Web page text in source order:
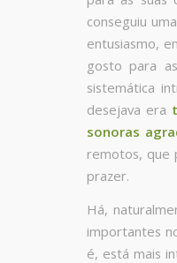
conseguiu
entusiasmo,
gosto para
sistemática
desejava era
sonoras
remotos, que
prazer.
Há,
importantes
é, está mais